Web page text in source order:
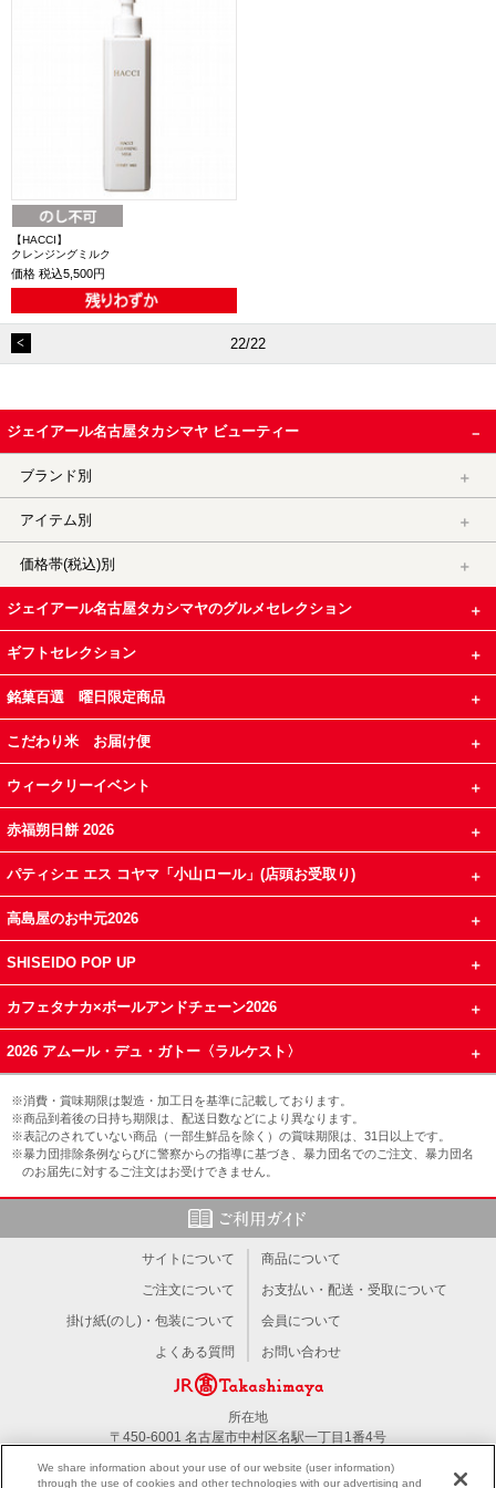
【HACCI】
クレンジングミルク
価格 税込5,500円
22/22
ジェイアール名古屋タカシマヤ ビューティー
ブランド別
アイテム別
価格帯(税込)別
ジェイアール名古屋タカシマヤのグルメセレクション
ギフトセレクション
銘菓百選 曜日限定商品
こだわり米 お届け便
ウィークリーイベント
赤福朔日餅 2026
パティシエ エス コヤマ「小山ロール」(店頭お受取り)
高島屋のお中元2026
SHISEIDO POP UP
カフェタナカ×ボールアンドチェーン2026
2026 アムール・デュ・ガトー〈ラルケスト〉
※消費・賞味期限は製造・加工日を基準に記載しております。
※商品到着後の日持ち期限は、配送日数などにより異なります。
※表記のされていない商品（一部生鮮品を除く）の賞味期限は、31日以上です。
※暴力団排除条例ならびに警察からの指導に基づき、暴力団名でのご注文、暴力団名
のお届先に対するご注文はお受けできません。
サイトについて
商品について
ご注文について
お支払い・配送・受取について
掛け紙(のし)・包装について
会員について
よくある質問
お問い合わせ
所在地
〒450-6001 名古屋市中村区名駅一丁目1番4号
We share information about your use of our website (user information)
through the use of cookies and other technologies with our advertising and